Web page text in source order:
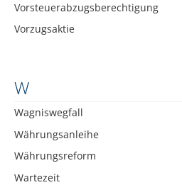
Vorsteuerabzugsberechtigung
Vorzugsaktie
W
Wagniswegfall
Währungsanleihe
Währungsreform
Wartezeit